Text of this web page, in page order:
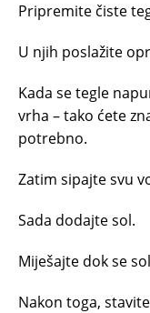
Pripremite čiste
U njih poslažite
Kada se tegle
vrha – tako ćete
potrebno.
Zatim sipajte svu
Sada dodajte sol.
Miješajte dok se
Nakon toga,